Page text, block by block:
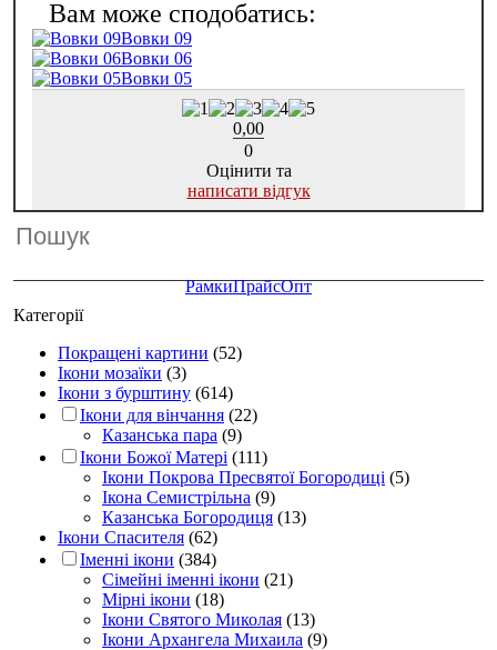
Вовки 09
Вовки 06
Вовки 05
0,00
0
Оцінити та
написати відгук
РамкиПрайсОпт
Категорії
Покращені картини (52)
Ікони мозаїки (3)
Ікони з бурштину (614)
Ікони для вінчання (22)
Казанська пара (9)
Ікони Божої Матері (111)
Ікони Покрова Пресвятої Богородиці (5)
Ікона Семистрільна (9)
Казанська Богородиця (13)
Ікони Спасителя (62)
Іменні ікони (384)
Сімейні іменні ікони (21)
Мірні ікони (18)
Ікони Святого Миколая (13)
Ікони Архангела Михаила (9)